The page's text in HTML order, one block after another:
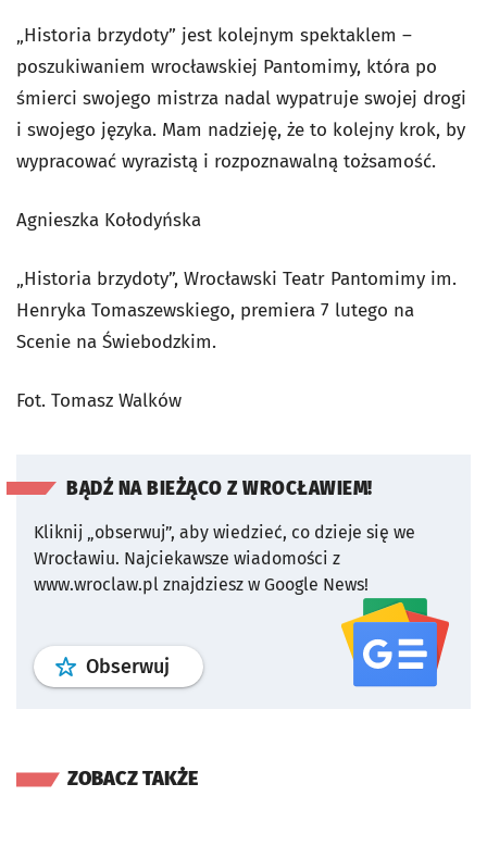
„Historia brzydoty” jest kolejnym spektaklem –
poszukiwaniem wrocławskiej Pantomimy, która po
śmierci swojego mistrza nadal wypatruje swojej drogi
i swojego języka. Mam nadzieję, że to kolejny krok, by
wypracować wyrazistą i rozpoznawalną tożsamość.
Agnieszka Kołodyńska
„Historia brzydoty”, Wrocławski Teatr Pantomimy im.
Henryka Tomaszewskiego, premiera 7 lutego na
Scenie na Świebodzkim.
Fot. Tomasz Walków
BĄDŹ NA BIEŻĄCO Z WROCŁAWIEM!
Kliknij „obserwuj”, aby wiedzieć, co dzieje się we
Wrocławiu. Najciekawsze wiadomości z
www.wroclaw.pl znajdziesz w Google News!
Obserwuj profil serwisu
ZOBACZ TAKŻE